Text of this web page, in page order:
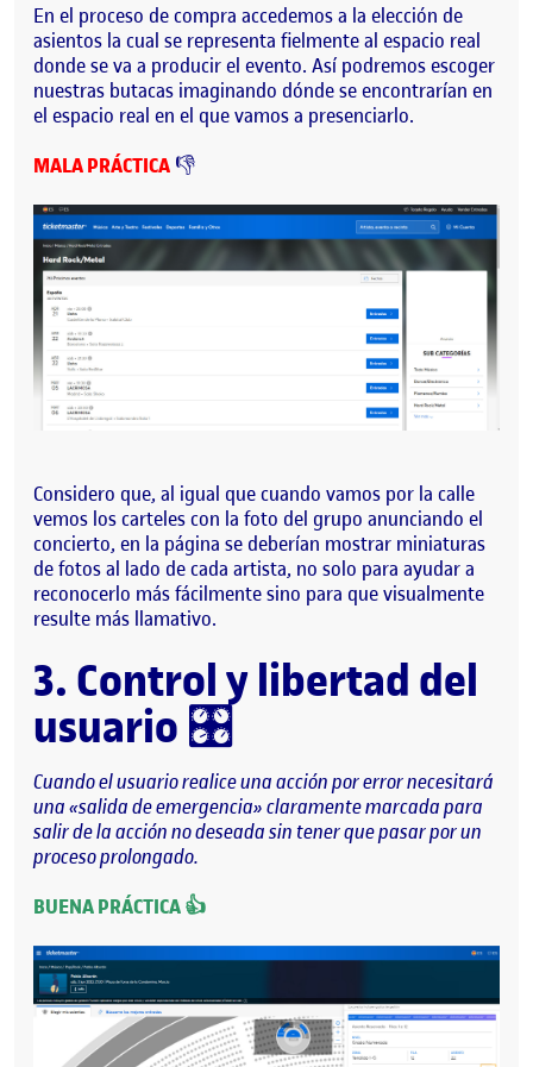
En el proceso de compra accedemos a la elección de
asientos la cual se representa fielmente al espacio real
donde se va a producir el evento. Así podremos escoger
nuestras butacas imaginando dónde se encontrarían en
el espacio real en el que vamos a presenciarlo.
MALA PRÁCTICA 👎
Considero que, al igual que cuando vamos por la calle
vemos los carteles con la foto del grupo anunciando el
concierto, en la página se deberían mostrar miniaturas
de fotos al lado de cada artista, no solo para ayudar a
reconocerlo más fácilmente sino para que visualmente
resulte más llamativo.
3. Control y libertad del
usuario 🎛️
Cuando el usuario realice una acción por error necesitará
una «salida de emergencia» claramente marcada para
salir de la acción no deseada sin tener que pasar por un
proceso prolongado.
BUENA PRÁCTICA 👍